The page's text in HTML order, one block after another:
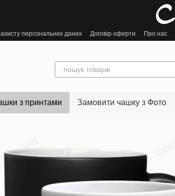
персональних даних Договір оферти Про нас
з принтами Замовити чашку з Фото